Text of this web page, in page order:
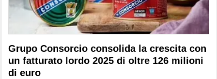
Grupo Consorcio consolida la crescita con
un fatturato lordo 2025 di oltre 126 milioni
di euro